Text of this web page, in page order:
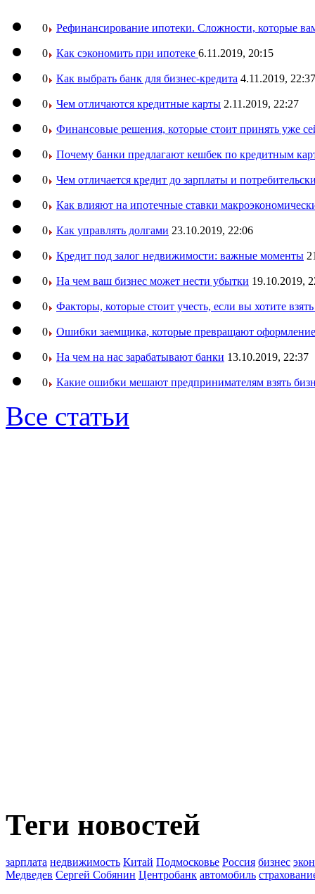
0 Рефинансирование ипотеки. Сложности, которые
0 Как сэкономить при ипотеке 6.11.2019, 20:15
0 Как выбрать банк для бизнес-кредита 4.11.2019, 22:37
0 Чем отличаются кредитные карты 2.11.2019, 22:27
0 Финансовые решения, которые стоит принять уже
0 Почему банки предлагают кешбек по кредитным
0 Чем отличается кредит до зарплаты и
0 Как влияют на ипотечные ставки
0 Как управлять долгами 23.10.2019, 22:06
0 Кредит под залог недвижимости: важные моменты
0 На чем ваш бизнес может нести убытки 19.10.2019,
0 Факторы, которые стоит учесть, если вы хотите
0 Ошибки заемщика, которые превращают оформление
0 На чем на нас зарабатывают банки 13.10.2019, 22:37
0 Какие ошибки мешают предпринимателям взять
Все статьи
Теги новостей
зарплата недвижимость Китай Подмосковье Россия бизнес
Медведев Сергей Собянин Центробанк автомобиль